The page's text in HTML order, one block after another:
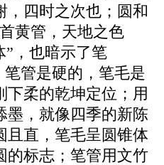
，四时之次也；圆和
黄管，天地之色
”，也暗示了笔
笔管是硬的，笔毛是
下柔的乾坤定位；用
墨，就像四季的新陈
且直，笔毛呈圆锥体
的标志；笔管用文竹